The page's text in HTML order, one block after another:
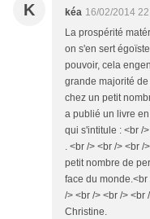
K kéa 16/02/2014
La prospérité
on s'en sert
pouvoir, cela
grande majorité
chez un petit
a publié un livre
qui s'intitule : <br /
. <br /> <br /> <br /
petit nombre de
face du
/> <br /> <br /> <br
Christine.